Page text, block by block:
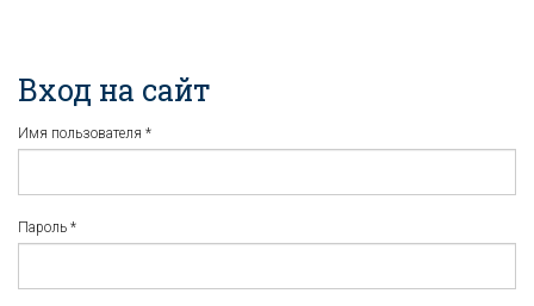
Вход на сайт
Имя пользователя *
Пароль *